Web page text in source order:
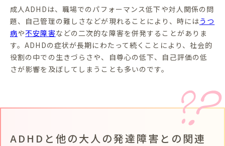
成人ADHDは、職場でのパフォーマンス低下や対人関係の問
題、自己管理の難しさなどが現れることにより、時にはうつ
病や不安障害などの二次的な障害を併発することがありま
す。ADHDの症状が長期にわたって続くことにより、社会的
役割の中での生きづらさや、自尊心の低下、自己評価の低
さが影響を及ぼしてしまうことも多いのです。
ADHDと他の大人の発達障害との関連